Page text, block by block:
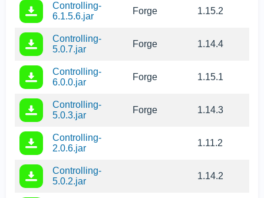
Controlling-
6.1.5.6.jar
Forge 1.15.2
Controlling-
5.0.7.jar
Forge 1.14.4
Controlling-
6.0.0.jar
Forge 1.15.1
Controlling-
5.0.3.jar
Forge 1.14.3
Controlling-
2.0.6.jar
1.11.2
Controlling-
5.0.2.jar
1.14.2